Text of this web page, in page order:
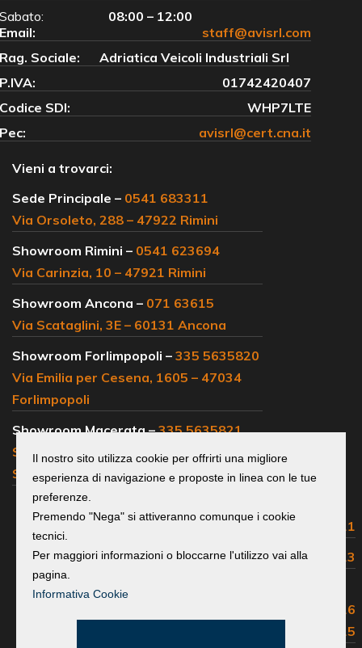
Sabato: 08:00 – 12:00
Email:
staff@avisrl.com
Rag. Sociale: Adriatica Veicoli Industriali Srl
P.IVA:
01742420407
Codice SDI:
WHP7LTE
Pec:
avisrl@cert.cna.it
Vieni a trovarci:
Sede Principale – 0541 683311
Via Orsoleto, 288 – 47922 Rimini
Showroom Rimini – 0541 623694
Via Carinzia, 10 – 47921 Rimini
Showroom Ancona – 071 63615
Via Scataglini, 3E – 60131 Ancona
Showroom Forlimpopoli – 335 5635820
Via Emilia per Cesena, 1605 – 47034
Forlimpopoli
Showroom Macerata –335 5635821
SS 77, km 102 – 62019 Loc.
Sambucheto Recanati
Centralino e
uffici commerciali:
0541 683311
Assistenza Volvo:
0541 683313
Assistenza Isuzu, Maxus,
0541 683316
0541 683315
Il nostro sito utilizza cookie per offrirti una migliore
esperienza di navigazione e proposte in linea con le tue
preferenze.
Premendo "Nega" si attiveranno comunque i cookie
tecnici.
Per maggiori informazioni o bloccarne l'utilizzo vai alla
pagina.
Informativa Cookie